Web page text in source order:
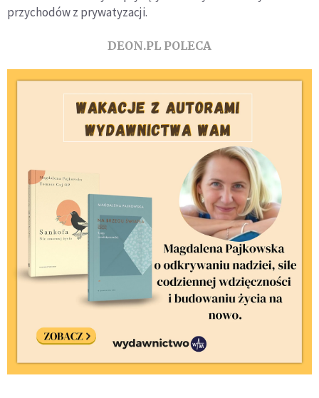
przychodów z prywatyzacji.
DEON.PL POLECA